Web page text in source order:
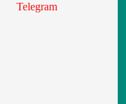
Telegram